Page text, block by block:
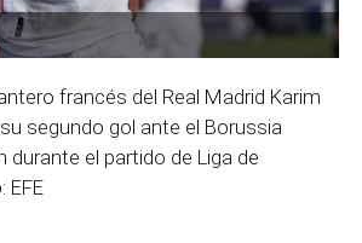
francés del Real Madrid Karim
segundo gol ante el Borussia
durante el partido de Liga de
EFE